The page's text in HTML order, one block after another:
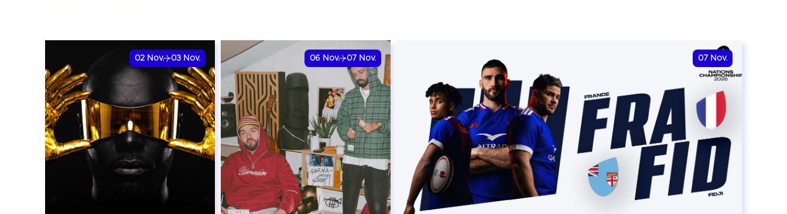
02 Nov. 03 Nov. 06 Nov. 07 Nov. 07 Nov.